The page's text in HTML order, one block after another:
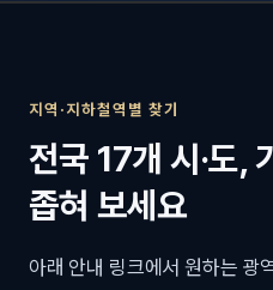
지역·지하철역별 찾기
전국 17개 시·도,
좁혀 보세요
아래 안내 링크에서 원하는 광